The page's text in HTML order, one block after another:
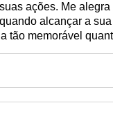
ações. Me
alcançar a
tão memorável